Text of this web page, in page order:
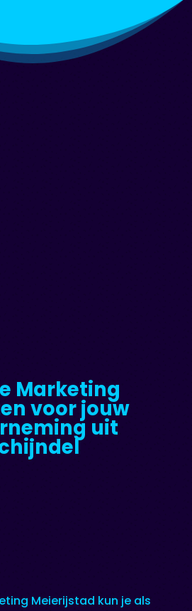
Marketing
voor jouw
uit
Meierijstad kun je als